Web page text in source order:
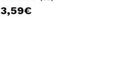
3,59€